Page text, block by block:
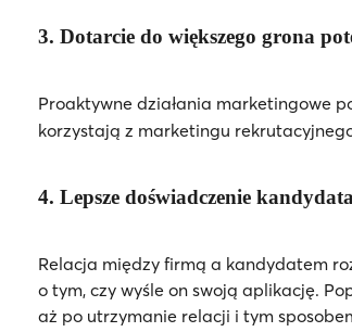
3. Dotarcie do większego grona
Proaktywne działania marketingowe
korzystają z marketingu
4. Lepsze doświadczenie kandydata
Relacja między firmą a kandydatem
o tym, czy wyśle on swoją aplikację.
aż po utrzymanie relacji i tym